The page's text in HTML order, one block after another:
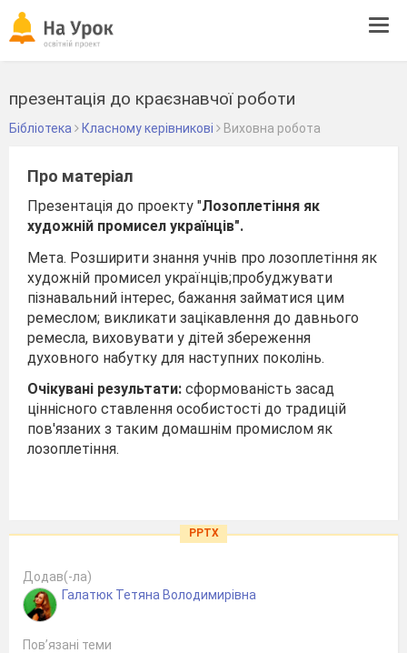
презентація до краєзнавчої роботи
Бібліотека Класному керівникові Виховна робота
Про матеріал
Презентація до проекту "Лозоплетіння як
художній промисел українців".
Мета. Розширити знання учнів про лозоплетіння як
художній промисел українців;пробуджувати
пізнавальний інтерес, бажання займатися цим
ремеслом; викликати зацікавлення до давнього
ремесла, виховувати у дітей збереження
духовного набутку для наступних поколінь.
Очікувані результати: сформованість засад
ціннісного ставлення особистості до традицій
пов'язаних з таким домашнім промислом як
лозоплетіння.
PPTX
Додав(-ла)
Галатюк Тетяна Володимирівна
Пов’язані теми